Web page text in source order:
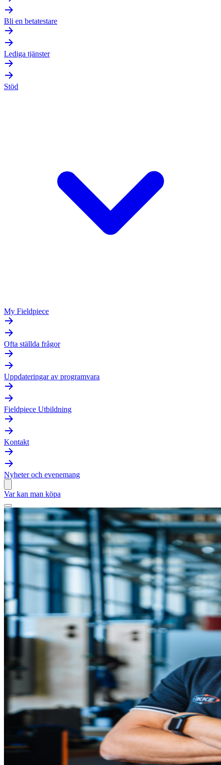
Bli en betatestare
Lediga tjänster
Stöd
My Fieldpiece
Ofta ställda frågor
Uppdateringar av programvara
Fieldpiece Utbildning
Kontakt
Nyheter och evenemang
Var kan man köpa